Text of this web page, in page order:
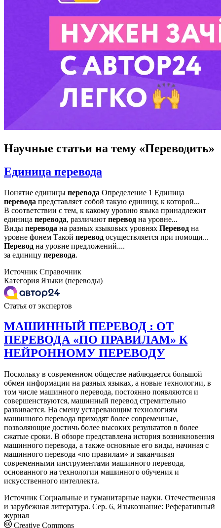
Научные статьи на тему «Переводить»
Единица перевода
Понятие единицы перевода Определение 1 Единица
перевода представляет собой такую единицу, к которой...
В соответствии с тем, к какому уровню языка принадлежит
единица перевода, различают перевод на уровне...
Виды перевода на разных языковых уровнях Перевод на
уровне фонем Такой перевод осуществляется при помощи...
Перевод на уровне предложений....
за единицу перевода.
Источник Справочник
Категория Языки (переводы)
Статья от экспертов
МАШИННЫЙ ПЕРЕВОД : ОТ
ПЕРЕВОДА «ПО ПРАВИЛАМ» К
НЕЙРОННОМУ ПЕРЕВОДУ
Поскольку в современном обществе наблюдается большой
обмен информации на разных языках, а новые технологии, в
том числе машинного перевода, постоянно появляются и
совершенствуются, машинный перевод стремительно
развивается. На смену устаревающим технологиям
машинного перевода приходят более современные,
позволяющие достичь более высоких результатов в более
сжатые сроки. В обзоре представлена история возникновения
машинного перевода, а также основные его виды, начиная с
машинного перевода «по правилам» и заканчивая
современными инструментами машинного перевода,
основанного на технологии машинного обучения и
искусственного интеллекта.
Источник Социальные и гуманитарные науки. Отечественная
и зарубежная литература. Сер. 6, Языкознание: Реферативный
журнал
Creative Commons